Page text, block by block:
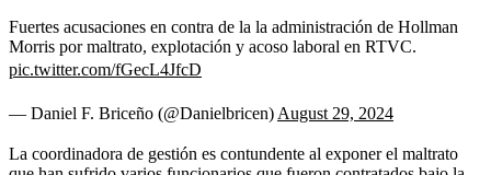
Fuertes acusaciones en contra de la la administración de Hollman
Morris por maltrato, explotación y acoso laboral en RTVC.
pic.twitter.com/fGecL4JfcD
— Daniel F. Briceño (@Danielbricen) August 29, 2024
La coordinadora de gestión es contundente al exponer el maltrato